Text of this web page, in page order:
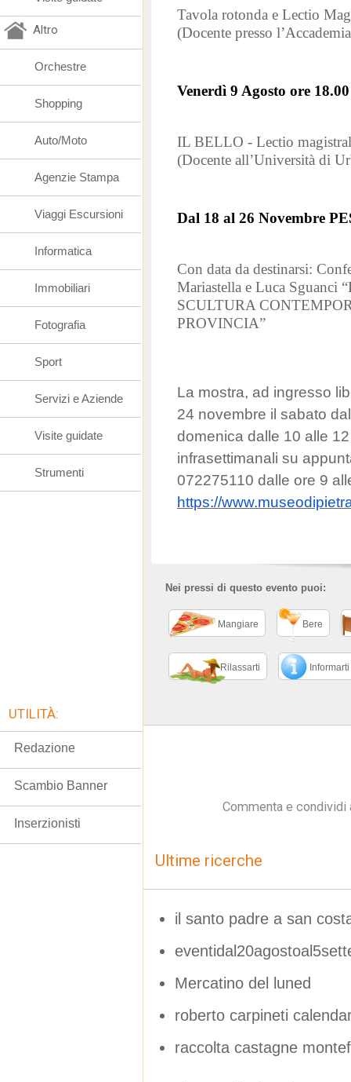
Tavola rotonda e Lectio
(Docente presso
Venerdì 9 Agosto ore 18.00
IL BELLO - Lectio
(Docente all’Università di
Dal 18 al 26 Novembre
Con data da destinarsi:
Mariastella e Luca
SCULTURA
PROVINCIA”
La mostra, ad ingresso
24 novembre il sabato
domenica dalle 10 alle
infrasettimanali su
072275110 dalle ore 9
https://
Nei pressi di questo evento puoi:
Mangiare Bere
Rilassarti Informarti
Commenta e
Ultime ricerche
il santo padre a san
Mercatino del luned
roberto carpineti
raccolta castagne
Altro
Orchestre
Shopping
Auto/Moto
Agenzie Stampa
Viaggi Escursioni
Informatica
Immobiliari
Fotografia
Sport
Servizi e Aziende
Visite guidate
Strumenti
UTILITÀ:
Redazione
Scambio Banner
Inserzionisti